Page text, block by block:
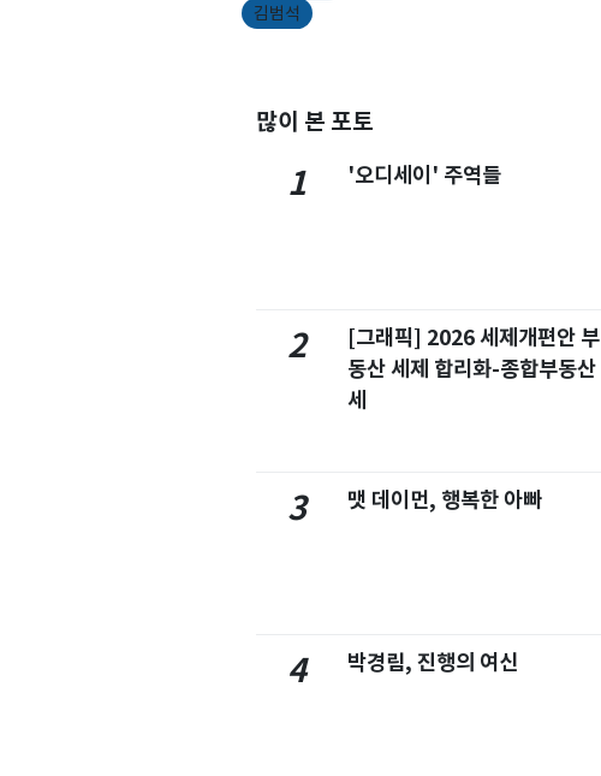
김범석
많이 본 포토
1 '오디세이' 주역들
2
[그래픽] 2026 세제개편안 부
동산 세제 합리화-종합부동산
세
3 맷 데이먼, 행복한 아빠
4 박경림, 진행의 여신